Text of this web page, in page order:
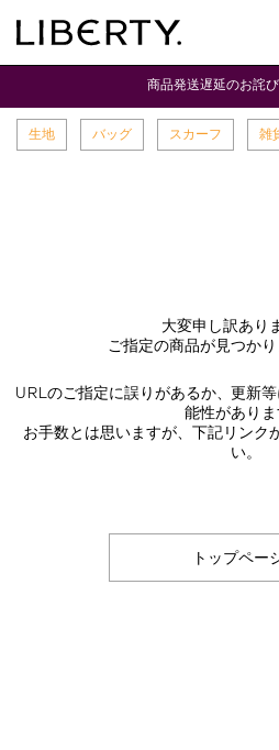
商品発送遅延のお詫
生地 バッグ スカーフ 雑
大変申し訳あり
ご指定の商品が見つかり
URLのご指定に誤りがあるか、更新
能性がありま
お手数とは思いますが、下記リンク
い。
トップペー